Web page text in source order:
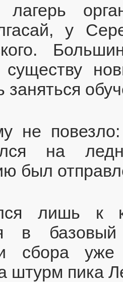
лагерь
у
заняться
не
на
был
лишь к
в
сбора
штурм пика